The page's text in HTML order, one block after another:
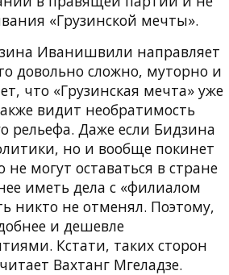
«Грузинской мечты».
Иванишвили направляет
довольно сложно, муторно и
что «Грузинская мечта» уже
видит необратимость
рельефа. Даже если Бидзина
но и вообще покинет
могут оставаться в стране
иметь дела с «филиалом
никто не отменял. Поэтому,
и дешевле
Кстати, таких сторон
Вахтанг Мгеладзе.